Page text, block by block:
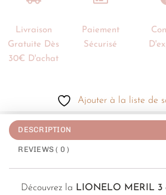
Livraison
Gratuite Dès
30€ D'achat
Paiement
Sécurisé
Ajouter à la liste de
DESCRIPTION
REVIEWS ( 0 )
Découvrez la LIONELO MERIL 3